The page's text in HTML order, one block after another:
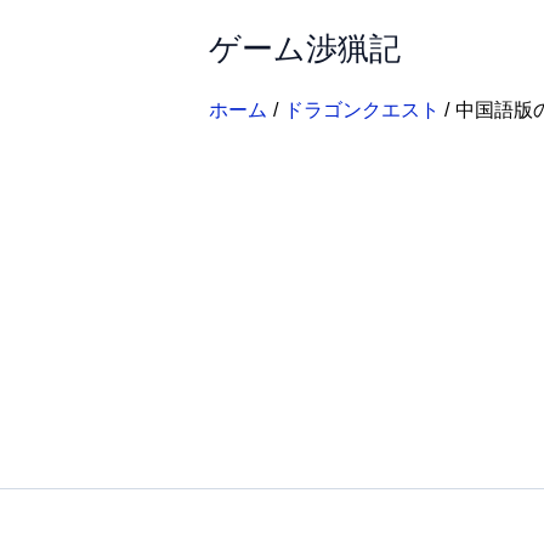
ゲーム渉猟記
ホーム ドラゴンクエスト 中国語版